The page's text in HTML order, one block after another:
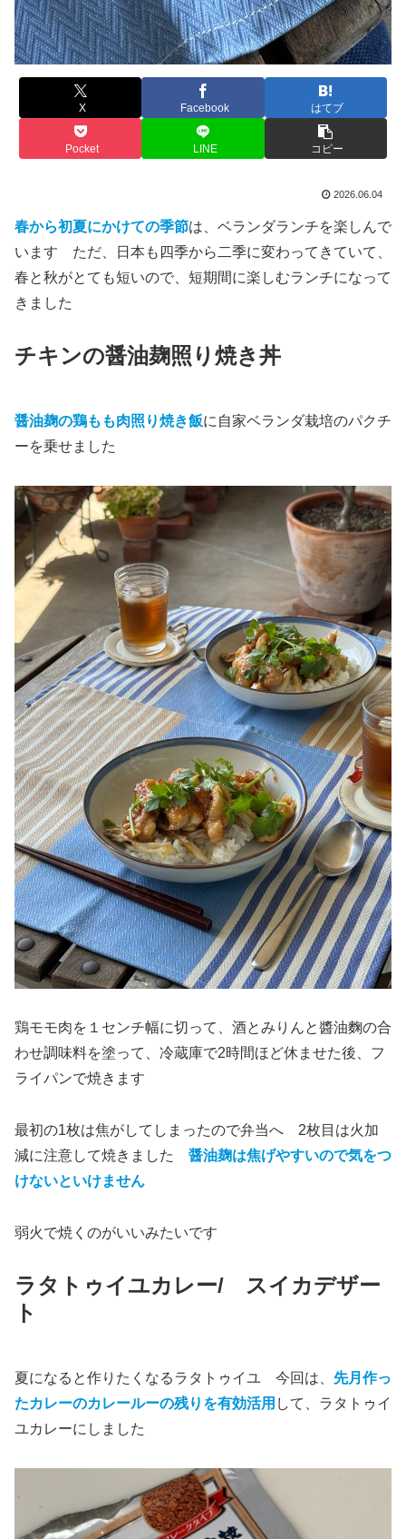
X Facebook はてブ
Pocket LINE コピー
2026.06.04
春から初夏にかけての季節は、ベランダランチを楽しんで
います ただ、日本も四季から二季に変わってきていて、
春と秋がとても短いので、短期間に楽しむランチになって
きました
チキンの醤油麹照り焼き丼
醤油麹の鶏もも肉照り焼き飯に自家ベランダ栽培のパクチ
ーを乗せました
鶏モモ肉を１センチ幅に切って、酒とみりんと醬油麴の合
わせ調味料を塗って、冷蔵庫で2時間ほど休ませた後、フ
ライパンで焼きます
最初の1枚は焦がしてしまったので弁当へ 2枚目は火加
減に注意して焼きました 醤油麹は焦げやすいので気をつ
けないといけません
弱火で焼くのがいいみたいです
ラタトゥイユカレー/ スイカデザー
ト
夏になると作りたくなるラタトゥイユ 今回は、 先月作っ
たカレーのカレールーの残りを有効活用 して、ラタトゥイ
ユカレーにしました